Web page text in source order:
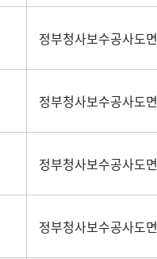
정부청사보수공사도면
정부청사보수공사도면
정부청사보수공사도면
정부청사보수공사도면